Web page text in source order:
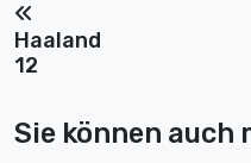
Haaland
12
Sie können auch